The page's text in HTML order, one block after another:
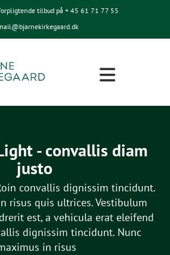
tilbud på + 45 61 71 77 55
- convallis diam
justo
convallis dignissim tincidunt.
risus quis ultrices. Vestibulum
est, a vehicula erat eleifend
dignissim tincidunt. Nunc
in risus